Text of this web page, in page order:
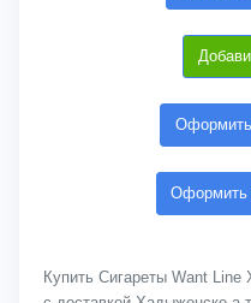
Оформить
Оформить
Купить Сигареты Want